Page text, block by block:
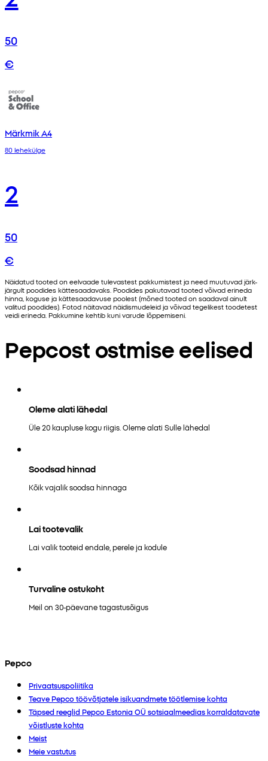
50
€
Märkmik A4
80 lehekülge
2
50
€
Näidatud tooted on eelvaade tulevastest pakkumistest ja need muutuvad järk-
järgult poodides kättesaadavaks. Poodides pakutavad tooted võivad erineda
hinna, koguse ja kättesaadavuse poolest (mõned tooted on saadaval ainult
valitud poodides). Fotod näitavad näidismudeleid ja võivad tegelikest toodetest
veidi erineda. Pakkumine kehtib kuni varude lõppemiseni.
Pepcost ostmise eelised
Oleme alati lähedal
Üle 20 kaupluse kogu riigis. Oleme alati Sulle lähedal
Soodsad hinnad
Kõik vajalik soodsa hinnaga
Lai tootevalik
Lai valik tooteid endale, perele ja kodule
Turvaline ostukoht
Meil on 30-päevane tagastusõigus
Pepco
Privaatsuspoliitika
Teave Pepco töövõtjatele isikuandmete töötlemise kohta
Täpsed reeglid Pepco Estonia OÜ sotsiaalmeedias korraldatavate
võistluste kohta
Meist
Meie vastutus